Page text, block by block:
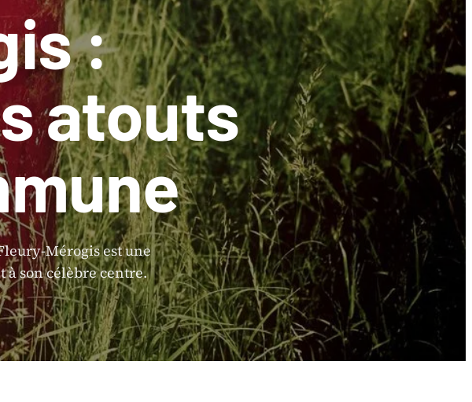
:
atouts
Mérogis est une
à son célèbre centre.